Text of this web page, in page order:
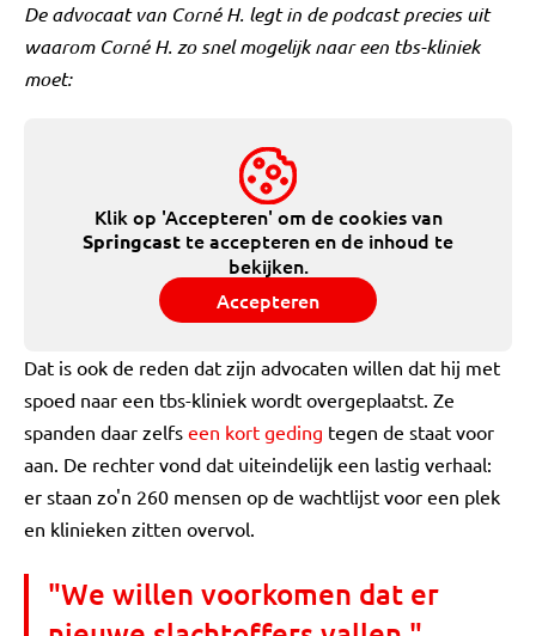
De advocaat van Corné H. legt in de podcast precies uit
waarom Corné H. zo snel mogelijk naar een tbs-kliniek
moet:
Klik op 'Accepteren' om de cookies van
Springcast te accepteren en de inhoud te
bekijken.
Accepteren
Dat is ook de reden dat zijn advocaten willen dat hij met
spoed naar een tbs-kliniek wordt overgeplaatst. Ze
spanden daar zelfs een kort geding tegen de staat voor
aan. De rechter vond dat uiteindelijk een lastig verhaal:
er staan zo'n 260 mensen op de wachtlijst voor een plek
en klinieken zitten overvol.
"We willen voorkomen dat er